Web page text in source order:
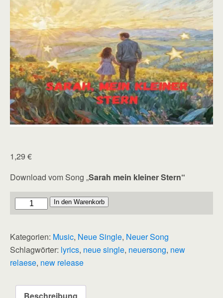
1,29 €
Download vom Song „Sarah mein kleiner Stern“
Sarah
mein
Stern
Menge
In den Warenkorb
Kategorien: Music, Neue Single, Neuer Song
Schlagwörter: lyrics, neue single, neuersong, new
relaese, new release